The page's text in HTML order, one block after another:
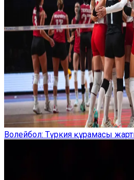
Волейбол: Түркия құрамасы